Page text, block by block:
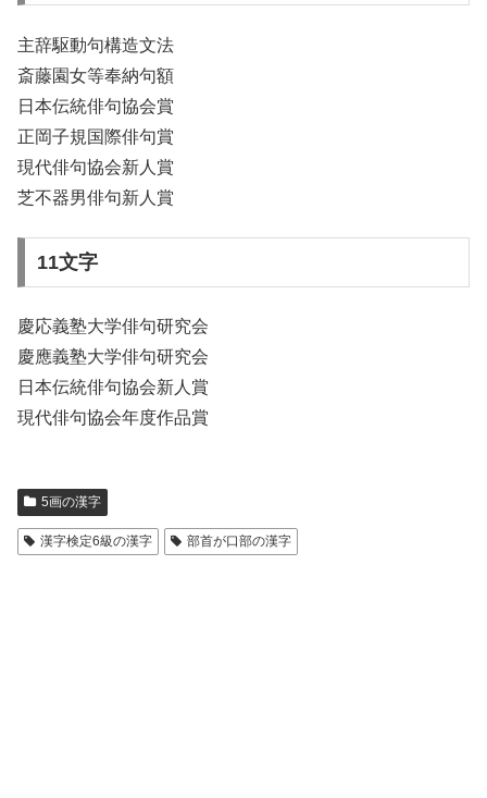
主辞駆動句構造文法
斎藤園女等奉納句額
日本伝統俳句協会賞
正岡子規国際俳句賞
現代俳句協会新人賞
芝不器男俳句新人賞
11文字
慶応義塾大学俳句研究会
慶應義塾大学俳句研究会
日本伝統俳句協会新人賞
現代俳句協会年度作品賞
5画の漢字
漢字検定6級の漢字 部首が口部の漢字